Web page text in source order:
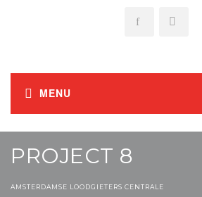
PROJECT 8
AMSTERDAMSE LOODGIETERS CENTRALE